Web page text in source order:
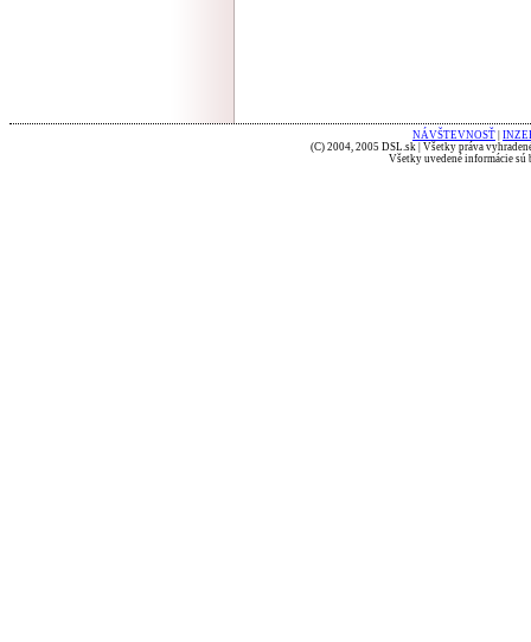
NÁVŠTEVNOSŤ
(C) 2004, 2005 DSL.sk | Všetky práva
Všetky uvedené informácie sú